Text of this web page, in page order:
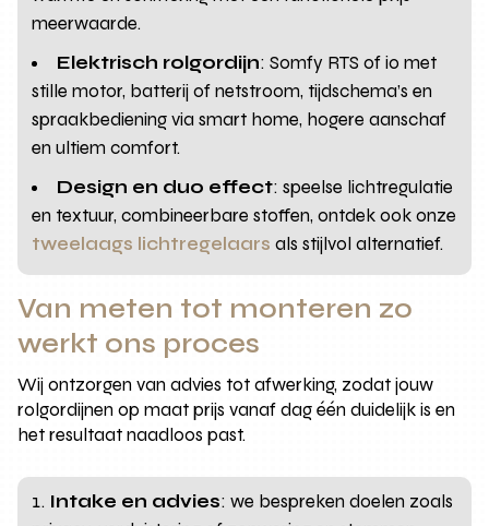
meerwaarde.
Elektrisch rolgordijn: Somfy RTS of io met
stille motor, batterij of netstroom, tijdschema’s en
spraakbediening via smart home, hogere aanschaf
en ultiem comfort.
Design en duo effect: speelse lichtregulatie
en textuur, combineerbare stoffen, ontdek ook onze
tweelaags lichtregelaars als stijlvol alternatief.
Van meten tot monteren zo
werkt ons proces
Wij ontzorgen van advies tot afwerking, zodat jouw
rolgordijnen op maat prijs vanaf dag één duidelijk is en
het resultaat naadloos past.
Intake en advies: we bespreken doelen zoals